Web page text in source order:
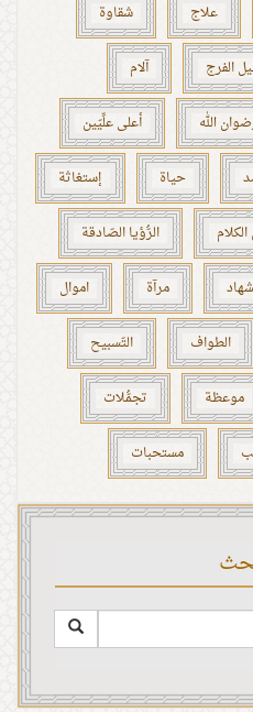
علاج شقاوة
الفرج آلام
الله أعلى علِّيّين
حياة إستغاثة
الرُّؤيا الصّادقة
مرآة اموال
الطواف التّسبيح
موعظة تجمُّلات
مستحبات